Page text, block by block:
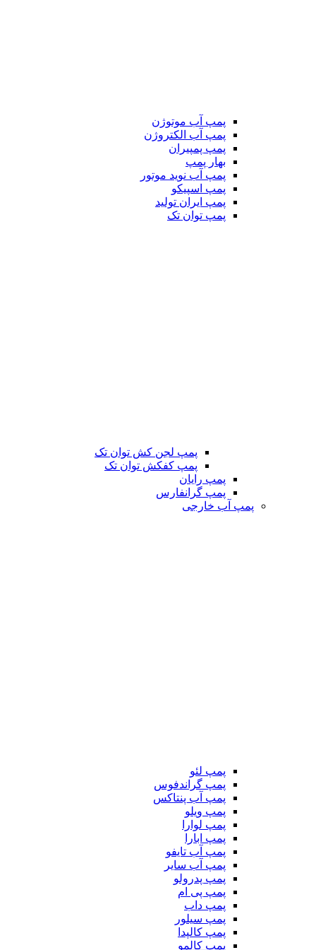
پمپ آب موتوژن
پمپ آب الکتروژن
پمپ پمپیران
بهار پمپ
پمپ آب نوید موتور
پمپ اسپیکو
پمپ ایران تولید
پمپ توان تک
پمپ لجن کش توان تک
پمپ کفکش توان تک
پمپ رایان
پمپ گرانفارس
پمپ آب خارجی
پمپ لئو
پمپ گراندفوس
پمپ آب پنتاکس
پمپ ویلو
پمپ لوارا
پمپ ابارا
پمپ آب تایفو
پمپ آب سایر
پمپ پدرولو
پمپ پی ام
پمپ داب
پمپ سیلور
پمپ کالپدا
پمپ کالمو